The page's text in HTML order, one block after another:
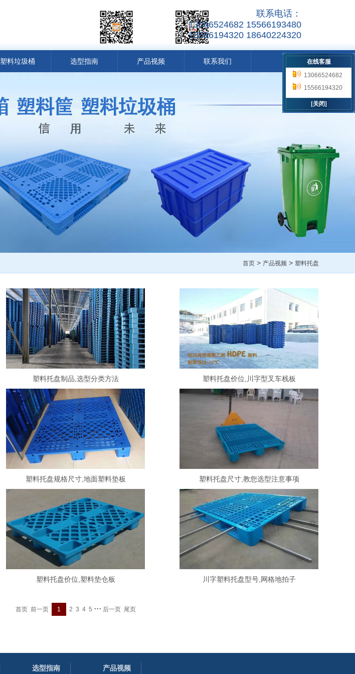
联系电话：
13066524682 15566193480
15566194320 18640224320
塑料垃圾桶 选型指南 产品视频 联系我们
首页 > 产品视频 > 塑料托盘
塑料托盘制品,选型分类方法 塑料托盘价位,川字型叉车栈板
塑料托盘规格尺寸,地面塑料垫板 塑料托盘尺寸,教您选型注意事项
塑料托盘价位,塑料垫仓板 川字塑料托盘型号,网格地拍子
首页 前一页 1 2 3 4 5 ··· 后一页 尾页
选型指南 产品视频
在线客服
13066524682
15566193480
15566194320
18640224320
[关闭]